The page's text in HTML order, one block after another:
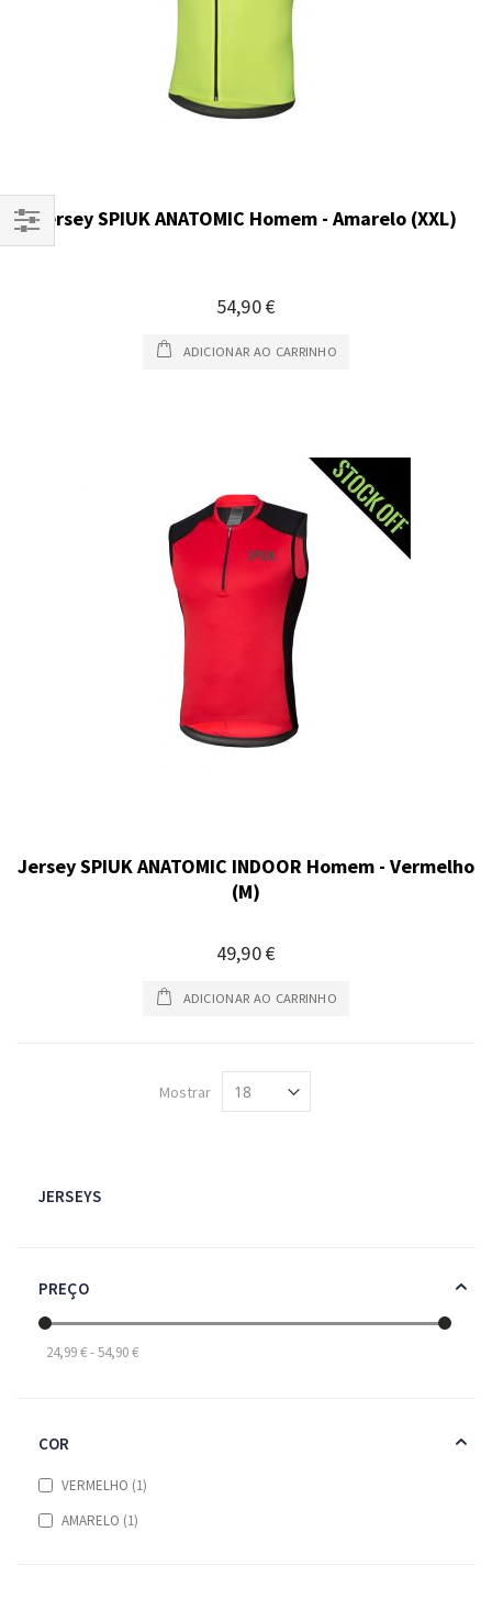
Jersey SPIUK ANATOMIC Homem - Amarelo (XXL)
54,90 €
ADICIONAR AO CARRINHO
Jersey SPIUK ANATOMIC INDOOR Homem - Vermelho
(M)
49,90 €
ADICIONAR AO CARRINHO
Mostrar
JERSEYS
Filtrar
PREÇO
24,99 € - 54,90 €
COR
VERMELHO 1item
AMARELO 1item